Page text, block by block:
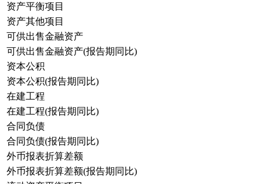
资产平衡项目
资产其他项目
可供出售金融资产
可供出售金融资产(报告期同比)
资本公积
资本公积(报告期同比)
在建工程
在建工程(报告期同比)
合同负债
合同负债(报告期同比)
外币报表折算差额
外币报表折算差额(报告期同比)